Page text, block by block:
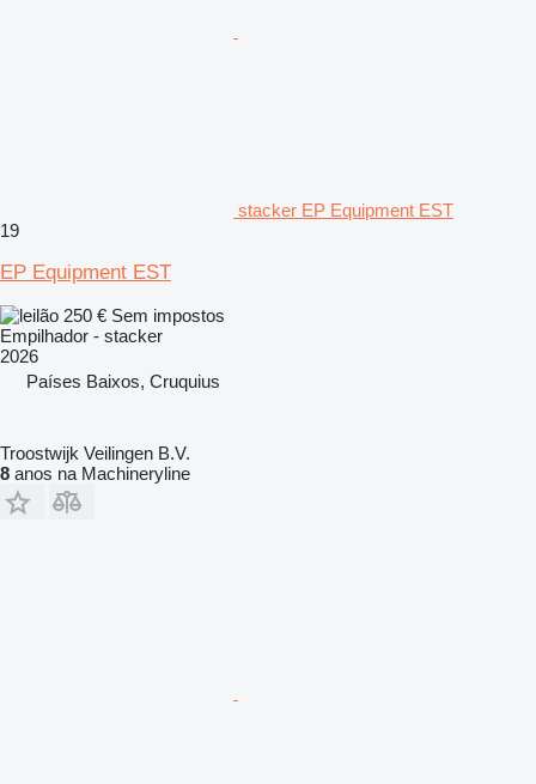
stacker EP Equipment EST
19
EP Equipment EST
250 € Sem impostos
Empilhador - stacker
2026
Países Baixos, Cruquius
Troostwijk Veilingen B.V.
8 anos na Machineryline